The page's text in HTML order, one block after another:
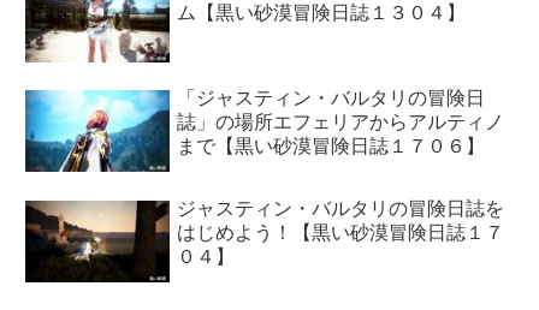
ム【黒い砂漠冒険日誌１３０４】
「ジャスティン・バルタリの冒険日
誌」の場所エフェリアからアルティノ
まで【黒い砂漠冒険日誌１７０６】
ジャスティン・バルタリの冒険日誌を
はじめよう！【黒い砂漠冒険日誌１７
０４】